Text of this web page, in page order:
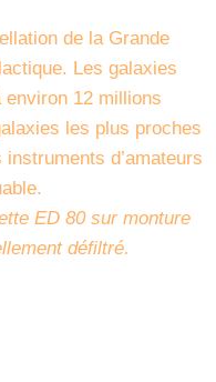
de la Grande
Les galaxies
12 millions
les plus proches
d’amateurs
ED 80 sur monture
défiltré.